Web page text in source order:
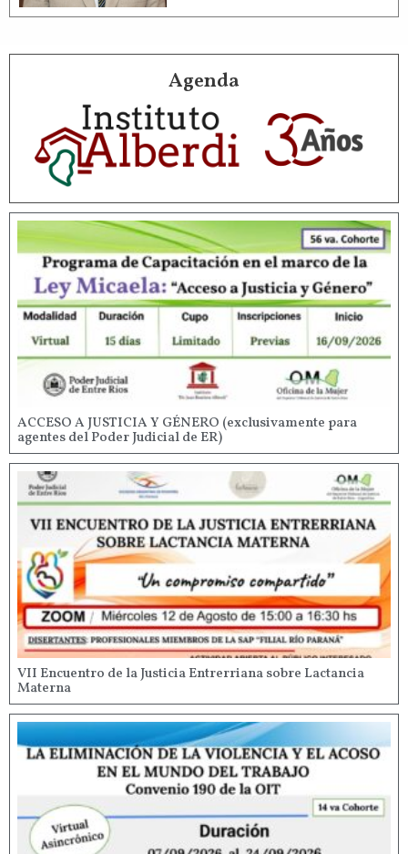
Agenda
ACCESO A JUSTICIA Y GÉNERO (exclusivamente para
agentes del Poder Judicial de ER)
VII Encuentro de la Justicia Entrerriana sobre Lactancia
Materna